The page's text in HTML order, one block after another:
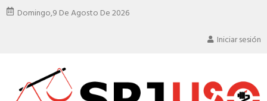
Domingo,9 De Agosto De 2026
Iniciar sesión